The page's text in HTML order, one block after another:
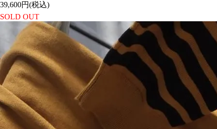
39,600円(税込)
SOLD OUT